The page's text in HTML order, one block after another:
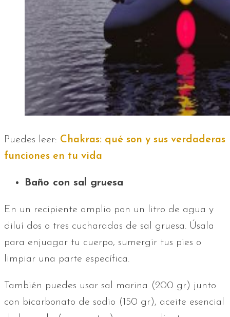
Puedes leer: Chakras: qué son y sus verdaderas
funciones en tu vida
Baño con sal gruesa
En un recipiente amplio pon un litro de agua y
diluí dos o tres cucharadas de sal gruesa. Úsala
para enjuagar tu cuerpo, sumergir tus pies o
limpiar una parte específica.
También puedes usar sal marina (200 gr) junto
con bicarbonato de sodio (150 gr), aceite esencial